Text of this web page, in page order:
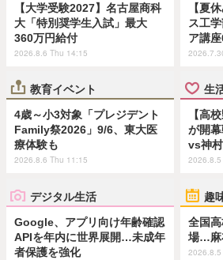
【大学受験2027】名古屋商科
大「特別奨学生入試」最大
360万円給付
2026.8.6 Thu 14:15
【夏
ス工
ア講
教育イベント
4歳～小3対象「プレジデント
Family祭2026」9/6、東大医
療体験も
2026.8.6 Thu 11:15
生
【高
が開
vs神
デジタル生活
Google、アプリ向け年齢確認
APIを年内に世界展開…未成年
者保護を強化
趣
全国
場…麻